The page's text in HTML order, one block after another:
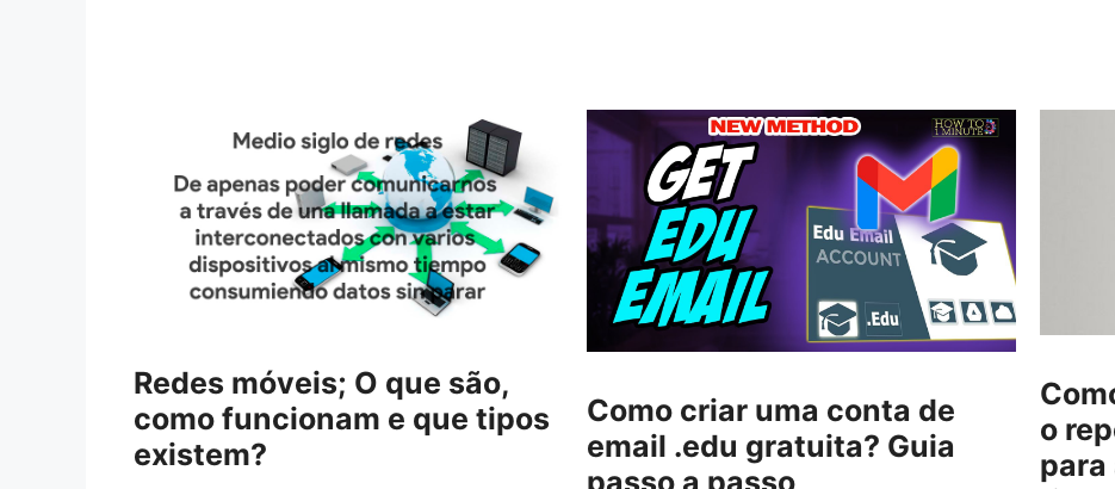
Redes móveis; O que são,
como funcionam e que tipos
existem?
Como criar uma conta de
email .edu gratuita? Guia
passo a passo
o
para